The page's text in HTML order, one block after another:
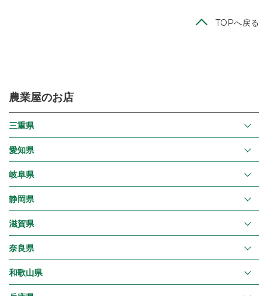
TOPへ戻る
農業屋のお店
三重県
愛知県
岐阜県
静岡県
滋賀県
奈良県
和歌山県